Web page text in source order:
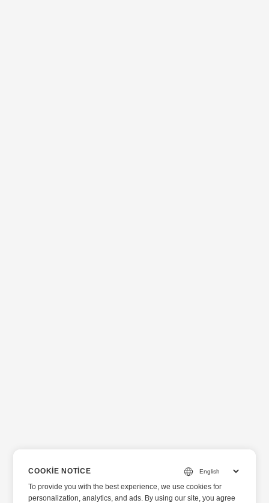
COOKIE NOTICE
To provide you with the best experience, we use cookies for
personalization, analytics, and ads. By using our site, you agree